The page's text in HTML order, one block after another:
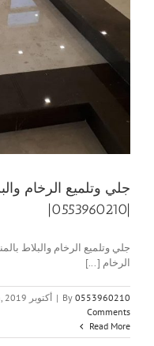
جلي وتلميع الرخام
|0553960210|
الرخام [...]
By 0553960210
| أكتوبر 24th, 2019
Comments
Read More